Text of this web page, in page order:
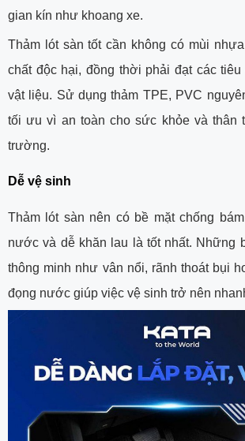
gian kín như khoang xe.
Thảm lót sàn tốt cần không có mùi
chất độc hại, đồng thời phải đạt các
vật liệu. Sử dụng thảm TPE, PVC
tối ưu vì an toàn cho sức khỏe và thân
trường.
Dễ vệ sinh
Thảm lót sàn nên có bề mặt chống
nước và dễ khăn lau là tốt nhất. Những
thông minh như vân nổi, rãnh thoát bụi
đọng nước giúp việc vệ sinh trở nên